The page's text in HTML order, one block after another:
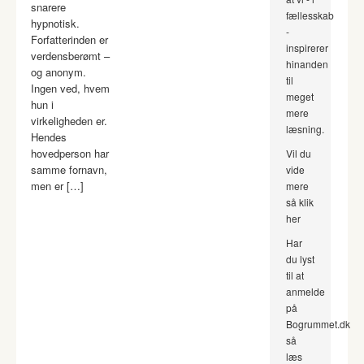
snarere
hypnotisk.
Forfatterinden er
verdensberømt –
og anonym.
Ingen ved, hvem
hun i
virkeligheden er.
Hendes
hovedperson har
samme fornavn,
men er […]
fællesskab
-
inspirerer
hinanden
til
meget
mere
læsning.
Vil du
vide
mere
så klik
her
Har
du lyst
til at
anmelde
på
Bogrummet.dk
så
læs